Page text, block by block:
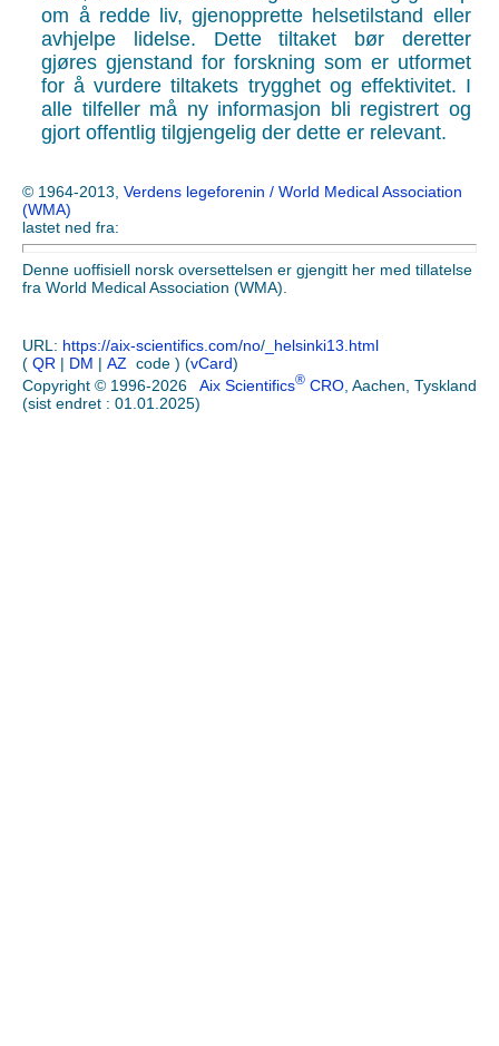
om å redde liv, gjenopprette helsetilstand eller
avhjelpe lidelse. Dette tiltaket bør deretter
gjøres gjenstand for forskning som er utformet
for å vurdere tiltakets trygghet og effektivitet. I
alle tilfeller må ny informasjon bli registrert og
gjort offentlig tilgjengelig der dette er relevant.
© 1964-2013, Verdens legeforenin / World Medical Association
(WMA)
lastet ned fra:
Denne uoffisiell norsk oversettelsen er gjengitt her med tillatelse
fra World Medical Association (WMA).
URL: https://aix-scientifics.com/no/ _helsinki13.html
( QR | DM | AZ code ) (vCard)
Copyright © 1996-2026 Aix Scientifics® CRO , Aachen, Tyskland
(sist endret : 01.01.2025)